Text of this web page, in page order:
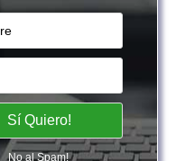
No al Spam!
para mostrarle
perfil elaborado a
ejemplo, páginas
más información.
clic en el botón
su uso haciendo clic en